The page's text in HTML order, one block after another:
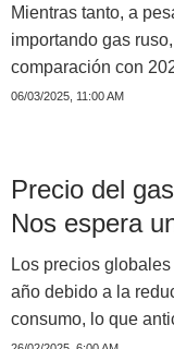
Mientras tanto, a
importando gas
comparación con
06/03/2025, 11:00 AM
Precio del
Nos espera
Los precios
año debido a la
consumo, lo que